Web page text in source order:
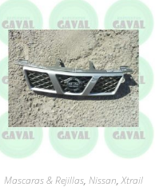
Mascaras & Rejillas, Nissan,Xtrail